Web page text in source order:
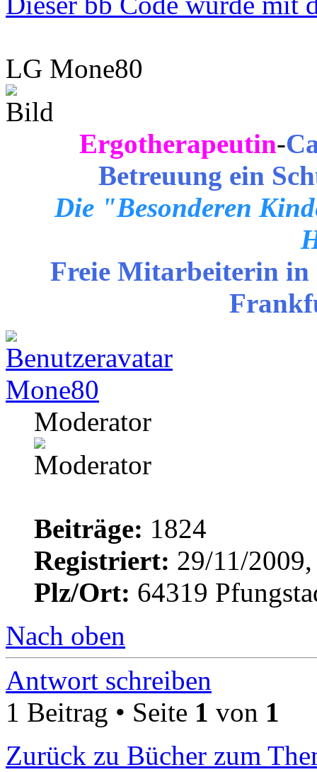
LG Mone80
Ergotherapeutin-
Betreuung ein
Die "Besonderen
Freie Mitarbeiterin in
Mone80
Moderator
Beiträge: 1824
Registriert: 29/11/
Plz/Ort: 64319
Nach oben
Antwort schreiben
1 Beitrag • Seite 1 von 1
Zurück zu Bücher zum